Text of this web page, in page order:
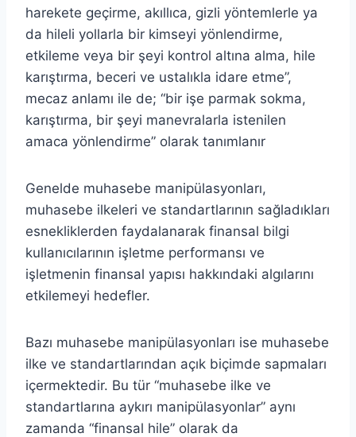
harekete geçirme, akıllıca, gizli yöntemlerle ya
da hileli yollarla bir kimseyi yönlendirme,
etkileme veya bir şeyi kontrol altına alma, hile
karıştırma, beceri ve ustalıkla idare etme”,
mecaz anlamı ile de; “bir işe parmak sokma,
karıştırma, bir şeyi manevralarla istenilen
amaca yönlendirme” olarak tanımlanır
Genelde muhasebe manipülasyonları,
muhasebe ilkeleri ve standartlarının sağladıkları
esnekliklerden faydalanarak finansal bilgi
kullanıcılarının işletme performansı ve
işletmenin finansal yapısı hakkındaki algılarını
etkilemeyi hedefler.
Bazı muhasebe manipülasyonları ise muhasebe
ilke ve standartlarından açık biçimde sapmaları
içermektedir. Bu tür “muhasebe ilke ve
standartlarına aykırı manipülasyonlar” aynı
zamanda “finansal hile” olarak da